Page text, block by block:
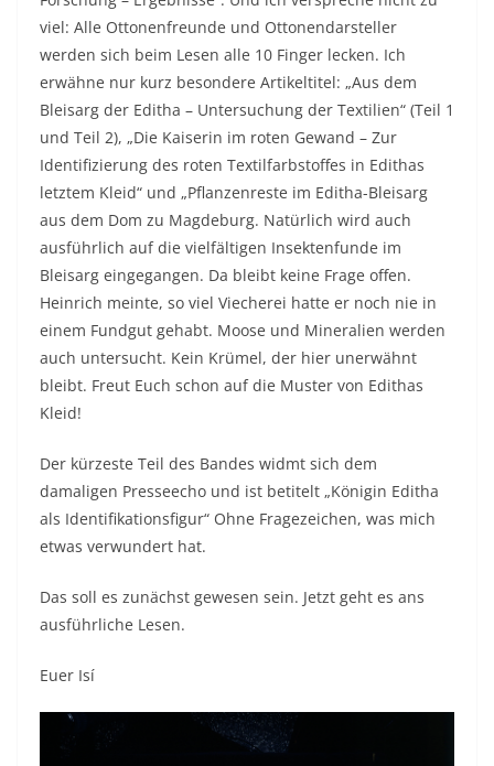
viel: Alle Ottonenfreunde und Ottonendarsteller
werden sich beim Lesen alle 10 Finger lecken. Ich
erwähne nur kurz besondere Artikeltitel: „Aus dem
Bleisarg der Editha – Untersuchung der Textilien“ (Teil 1
und Teil 2), „Die Kaiserin im roten Gewand – Zur
Identifizierung des roten Textilfarbstoffes in Edithas
letztem Kleid“ und „Pflanzenreste im Editha-Bleisarg
aus dem Dom zu Magdeburg. Natürlich wird auch
ausführlich auf die vielfältigen Insektenfunde im
Bleisarg eingegangen. Da bleibt keine Frage offen.
Heinrich meinte, so viel Viecherei hatte er noch nie in
einem Fundgut gehabt. Moose und Mineralien werden
auch untersucht. Kein Krümel, der hier unerwähnt
bleibt. Freut Euch schon auf die Muster von Edithas
Kleid!
Der kürzeste Teil des Bandes widmt sich dem
damaligen Presseecho und ist betitelt „Königin Editha
als Identifikationsfigur“ Ohne Fragezeichen, was mich
etwas verwundert hat.
Das soll es zunächst gewesen sein. Jetzt geht es ans
ausführliche Lesen.
Euer Isí